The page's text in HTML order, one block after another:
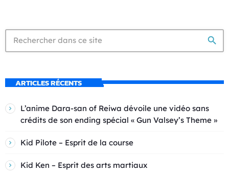
search
ARTICLES RÉCENTS
L’anime Dara-san of Reiwa dévoile une vidéo sans
crédits de son ending spécial « Gun Valsey’s Theme »
Kid Pilote – Esprit de la course
Kid Ken – Esprit des arts martiaux